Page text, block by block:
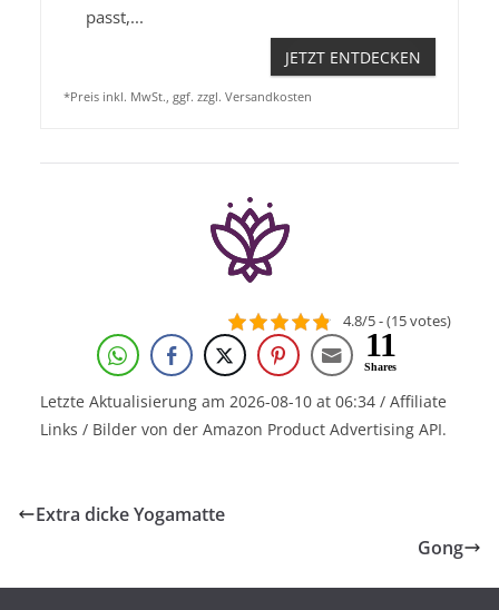
passt,...
JETZT ENTDECKEN
*Preis inkl. MwSt., ggf. zzgl. Versandkosten
4.8/5 - (15 votes)
11
Shares
Letzte Aktualisierung am 2026-08-10 at 06:34 / Affiliate
Links / Bilder von der Amazon Product Advertising API.
Extra dicke Yogamatte
Gong